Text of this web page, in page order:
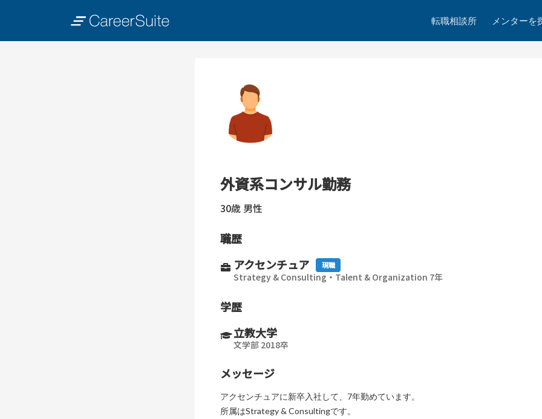
転職相談所 メンターを
外資系コンサル勤務
30歳 男性
職歴
アクセンチュア
現職
Strategy & Consulting・Talent & Organization 7年
学歴
立教大学
文学部 2018卒
メッセージ
アクセンチュアに新卒入社して、7年勤めています。
所属はStrategy & Consultingです。